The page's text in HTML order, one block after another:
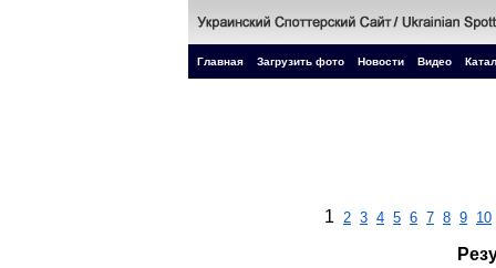
Главная Загрузить фото Новости Видео
1 2 3 4 5 6 7 8 9 10